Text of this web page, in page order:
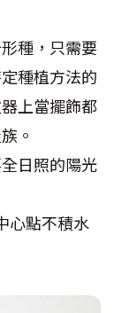
種，只需要
種植方法的
上當擺飾都
。
日照的陽光
心點不積水